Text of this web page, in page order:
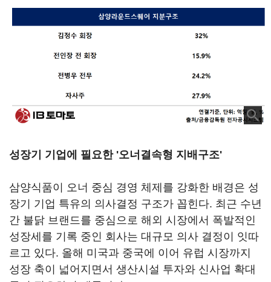
성장기 기업에 필요한 '오너결속형 지배구조'
삼양식품이 오너 중심 경영 체제를 강화한 배경은 성
장기 기업 특유의 의사결정 구조가 꼽힌다. 최근 수년
간 불닭 브랜드를 중심으로 해외 시장에서 폭발적인
성장세를 기록 중인 회사는 대규모 의사 결정이 잇따
르고 있다. 올해 미국과 중국에 이어 유럽 시장까지
성장 축이 넓어지면서 생산시설 투자와 신사업 확대